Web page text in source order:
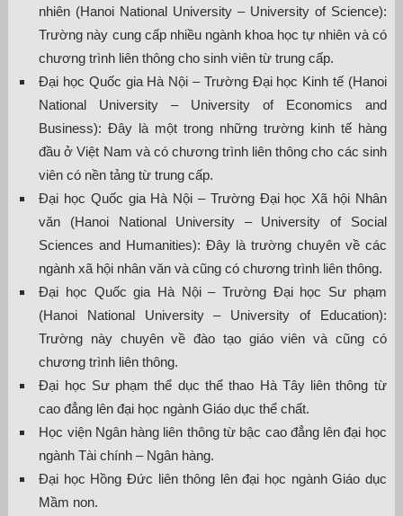
nhiên (Hanoi National University – University of Science):
Trường này cung cấp nhiều ngành khoa học tự nhiên và có
chương trình liên thông cho sinh viên từ trung cấp.
Đại học Quốc gia Hà Nội – Trường Đại học Kinh tế (Hanoi
National University – University of Economics and
Business): Đây là một trong những trường kinh tế hàng
đầu ở Việt Nam và có chương trình liên thông cho các sinh
viên có nền tảng từ trung cấp.
Đại học Quốc gia Hà Nội – Trường Đại học Xã hội Nhân
văn (Hanoi National University – University of Social
Sciences and Humanities): Đây là trường chuyên về các
ngành xã hội nhân văn và cũng có chương trình liên thông.
Đại học Quốc gia Hà Nội – Trường Đại học Sư phạm
(Hanoi National University – University of Education):
Trường này chuyên về đào tạo giáo viên và cũng có
chương trình liên thông.
Đại học Sư phạm thể dục thể thao Hà Tây liên thông từ
cao đẳng lên đại học ngành Giáo dục thể chất.
Học viện Ngân hàng liên thông từ bậc cao đẳng lên đại học
ngành Tài chính – Ngân hàng.
Đại học Hồng Đức liên thông lên đại học ngành Giáo dục
Mầm non.